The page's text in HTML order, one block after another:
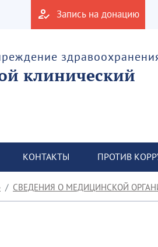
Запись на донацию
клинический
КОНТАКТЫ ПРОТИВ
СВЕДЕНИЯ О МЕДИЦИНСКОЙ